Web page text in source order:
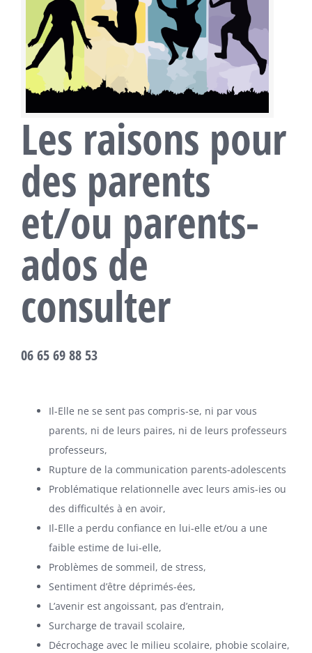
Les raisons pour
des parents
et/ou parents-
ados de
consulter
06 65 69 88 53
Il-Elle ne se sent pas compris-se, ni par vous
parents, ni de leurs paires, ni de leurs professeurs
professeurs,
Rupture de la communication parents-adolescents
Problématique relationnelle avec leurs amis-ies ou
des difficultés à en avoir,
Il-Elle a perdu confiance en lui-elle et/ou a une
faible estime de lui-elle,
Problèmes de sommeil, de stress,
Sentiment d’être déprimés-ées,
L’avenir est angoissant, pas d’entrain,
Surcharge de travail scolaire,
Décrochage avec le milieu scolaire, phobie scolaire,